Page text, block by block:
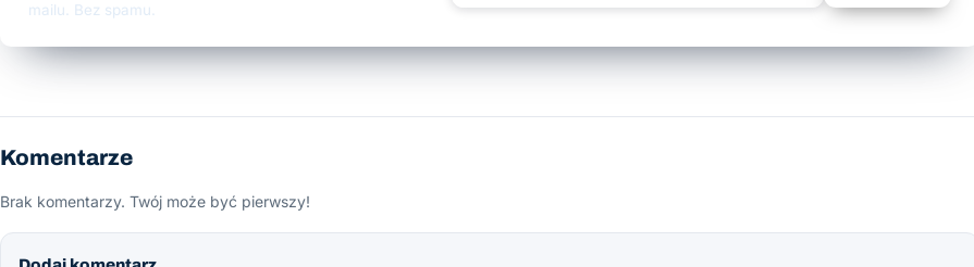
mailu. Bez spamu.
Komentarze
Brak komentarzy. Twój może być pierwszy!